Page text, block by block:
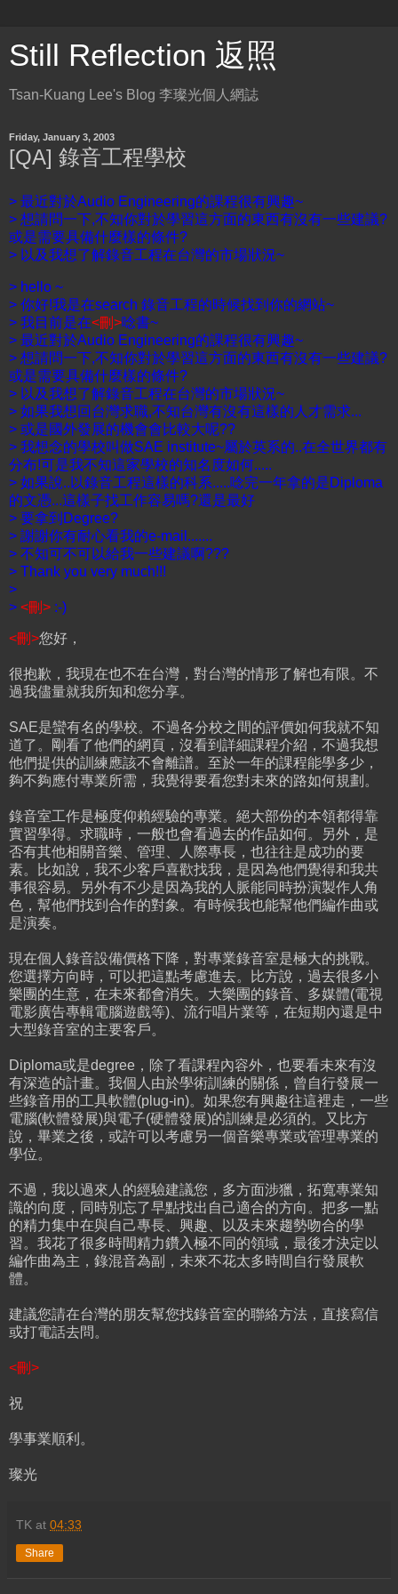
Still Reflection 返照
Tsan-Kuang Lee's Blog 李璨光個人網誌
Friday, January 3, 2003
[QA] 錄音工程學校
> 最近對於Audio Engineering的課程很有興趣~
> 想請問一下,不知你對於學習這方面的東西有沒有一些建議?
或是需要具備什麼樣的條件?
> 以及我想了解錄音工程在台灣的市場狀況~
> hello ~
> 你好!我是在search 錄音工程的時候找到你的網站~
> 我目前是在<刪>唸書~
> 最近對於Audio Engineering的課程很有興趣~
> 想請問一下,不知你對於學習這方面的東西有沒有一些建議?
或是需要具備什麼樣的條件?
> 以及我想了解錄音工程在台灣的市場狀況~
> 如果我想回台灣求職,不知台灣有沒有這樣的人才需求...
> 或是國外發展的機會會比較大呢??
> 我想念的學校叫做SAE institute~屬於英系的..在全世界都有
分布!可是我不知這家學校的知名度如何.....
> 如果說..以錄音工程這樣的科系.....唸完一年拿的是Diploma
的文憑...這樣子找工作容易嗎?還是最好
> 要拿到Degree?
> 謝謝你有耐心看我的e-mail.......
> 不知可不可以給我一些建議啊???
> Thank you very much!!!
>
> <刪> :-)
<刪>您好，
很抱歉，我現在也不在台灣，對台灣的情形了解也有限。不
過我儘量就我所知和您分享。
SAE是蠻有名的學校。不過各分校之間的評價如何我就不知
道了。剛看了他們的網頁，沒看到詳細課程介紹，不過我想
他們提供的訓練應該不會離譜。至於一年的課程能學多少，
夠不夠應付專業所需，我覺得要看您對未來的路如何規劃。
錄音室工作是極度仰賴經驗的專業。絕大部份的本領都得靠
實習學得。求職時，一般也會看過去的作品如何。另外，是
否有其他相關音樂、管理、人際專長，也往往是成功的要
素。比如說，我不少客戶喜歡找我，是因為他們覺得和我共
事很容易。另外有不少是因為我的人脈能同時扮演製作人角
色，幫他們找到合作的對象。有時候我也能幫他們編作曲或
是演奏。
現在個人錄音設備價格下降，對專業錄音室是極大的挑戰。
您選擇方向時，可以把這點考慮進去。比方說，過去很多小
樂團的生意，在未來都會消失。大樂團的錄音、多媒體(電視
電影廣告專輯電腦遊戲等)、流行唱片業等，在短期內還是中
大型錄音室的主要客戶。
Diploma或是degree，除了看課程內容外，也要看未來有沒
有深造的計畫。我個人由於學術訓練的關係，曾自行發展一
些錄音用的工具軟體(plug-in)。如果您有興趣往這裡走，一些
電腦(軟體發展)與電子(硬體發展)的訓練是必須的。又比方
說，畢業之後，或許可以考慮另一個音樂專業或管理專業的
學位。
不過，我以過來人的經驗建議您，多方面涉獵，拓寬專業知
識的向度，同時別忘了早點找出自己適合的方向。把多一點
的精力集中在與自己專長、興趣、以及未來趨勢吻合的學
習。我花了很多時間精力鑽入極不同的領域，最後才決定以
編作曲為主，錄混音為副，未來不花太多時間自行發展軟
體。
建議您請在台灣的朋友幫您找錄音室的聯絡方法，直接寫信
或打電話去問。
<刪>
祝
學事業順利。
璨光
TK at 04:33
Share